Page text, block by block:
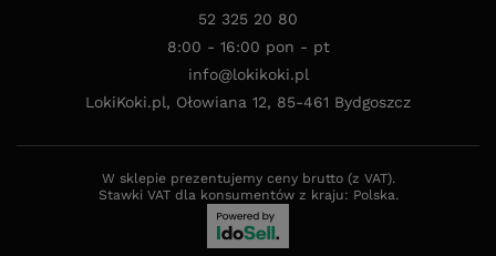
52 325 20 80
8:00 - 16:00 pon - pt
info@lokikoki.pl
LokiKoki.pl, Ołowiana 12, 85-461 Bydgoszcz
W sklepie prezentujemy ceny brutto (z VAT).
Stawki VAT dla konsumentów z kraju: Polska.